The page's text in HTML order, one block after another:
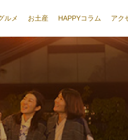
ルメ お土産 HAPPYコラム アク